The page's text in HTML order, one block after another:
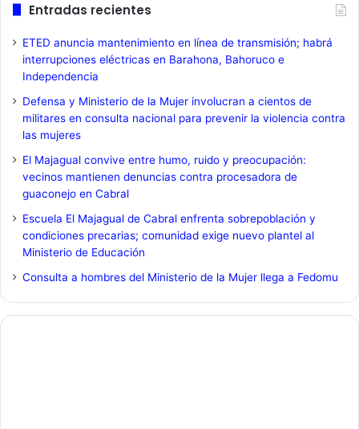
Entradas recientes
ETED anuncia mantenimiento en línea de transmisión; habrá
interrupciones eléctricas en Barahona, Bahoruco e
Independencia
Defensa y Ministerio de la Mujer involucran a cientos de
militares en consulta nacional para prevenir la violencia contra
las mujeres
El Majagual convive entre humo, ruido y preocupación:
vecinos mantienen denuncias contra procesadora de
guaconejo en Cabral
Escuela El Majagual de Cabral enfrenta sobrepoblación y
condiciones precarias; comunidad exige nuevo plantel al
Ministerio de Educación
Consulta a hombres del Ministerio de la Mujer llega a Fedomu